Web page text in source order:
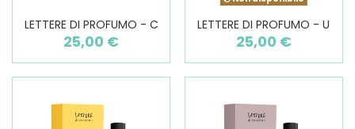
LETTERE DI PROFUMO - C
25,00 €
LETTERE DI PROFUMO - U
25,00 €